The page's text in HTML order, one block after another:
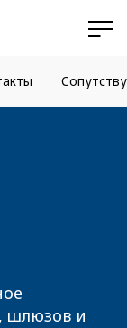
шлюзов и